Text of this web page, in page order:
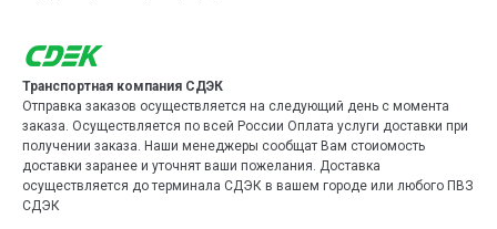
Транспортная компания СДЭК
Отправка заказов осуществляется на следующий день с момента
заказа. Осуществляется по всей России Оплата услуги доставки при
получении заказа. Наши менеджеры сообщат Вам стоиомость
доставки заранее и уточнят ваши пожелания. Доставка
осуществляется до терминала СДЭК в вашем городе или любого ПВЗ
СДЭК